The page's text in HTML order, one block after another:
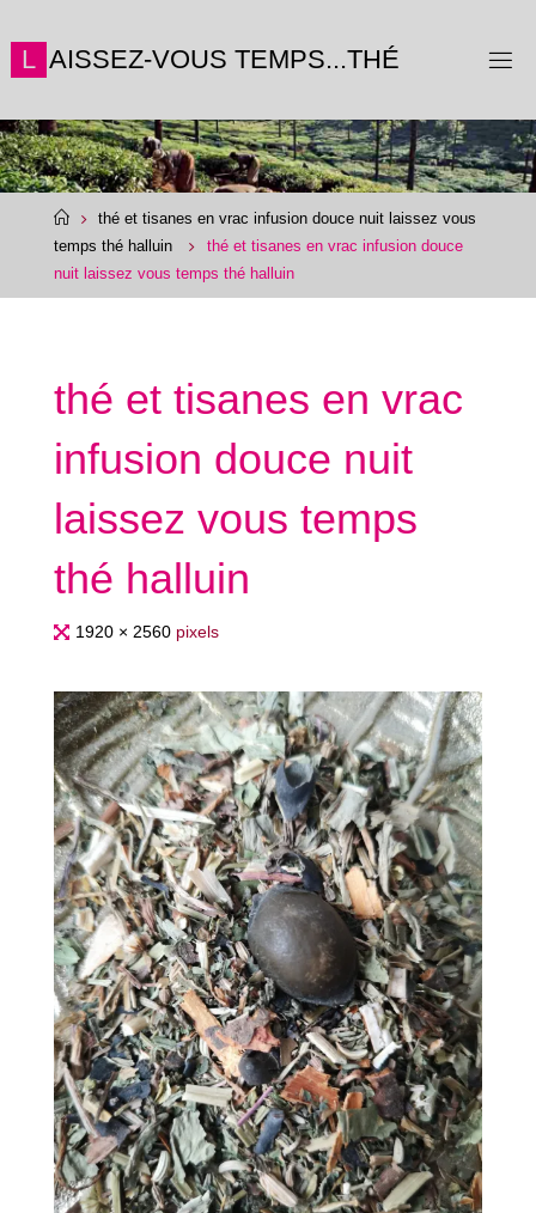
to
content
L AISSEZ-VOUS TEMPS...THÉ
Homethé et tisanes en vrac infusion douce nuit laissez vous
temps thé halluin
thé et tisanes en vrac infusion douce
nuit laissez vous temps thé halluin
thé et tisanes en vrac
infusion douce nuit
laissez vous temps
thé halluin
Full1920 × 2560 pixels